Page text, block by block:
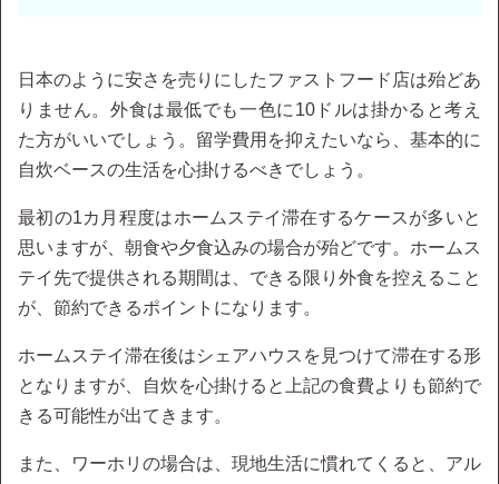
日本のように安さを売りにしたファストフード店は殆どあ
りません。外食は最低でも一色に10ドルは掛かると考え
た方がいいでしょう。留学費用を抑えたいなら、基本的に
自炊ベースの生活を心掛けるべきでしょう。
最初の1カ月程度はホームステイ滞在するケースが多いと
思いますが、朝食や夕食込みの場合が殆どです。ホームス
テイ先で提供される期間は、できる限り外食を控えること
が、節約できるポイントになります。
ホームステイ滞在後はシェアハウスを見つけて滞在する形
となりますが、自炊を心掛けると上記の食費よりも節約で
きる可能性が出てきます。
また、ワーホリの場合は、現地生活に慣れてくると、アル